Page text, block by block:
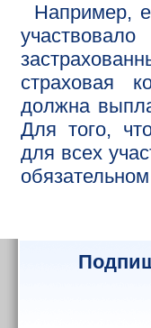
Например,
страховая
должна
Для того,
для всех